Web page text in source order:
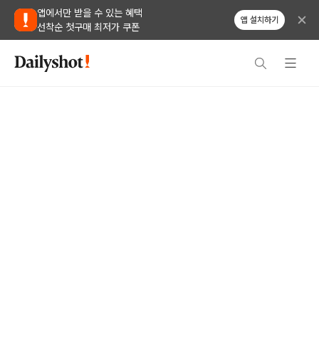
앱에서만 받을 수 있는 혜택
선착순 첫구매 최저가 쿠폰
앱 설치하기